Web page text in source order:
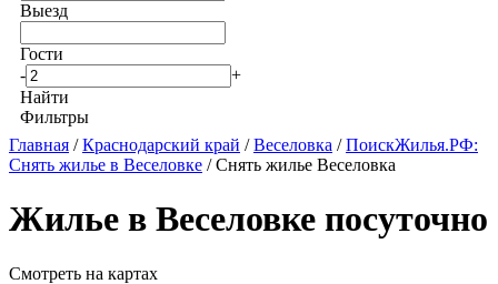
Выезд
Гости
-
+
Найти
Фильтры
Главная /Краснодарский край /Веселовка /ПоискЖилья.РФ:
Снять жилье в Веселовке / Снять жилье Веселовка
Жилье в Веселовке посуточно
Смотреть на картах